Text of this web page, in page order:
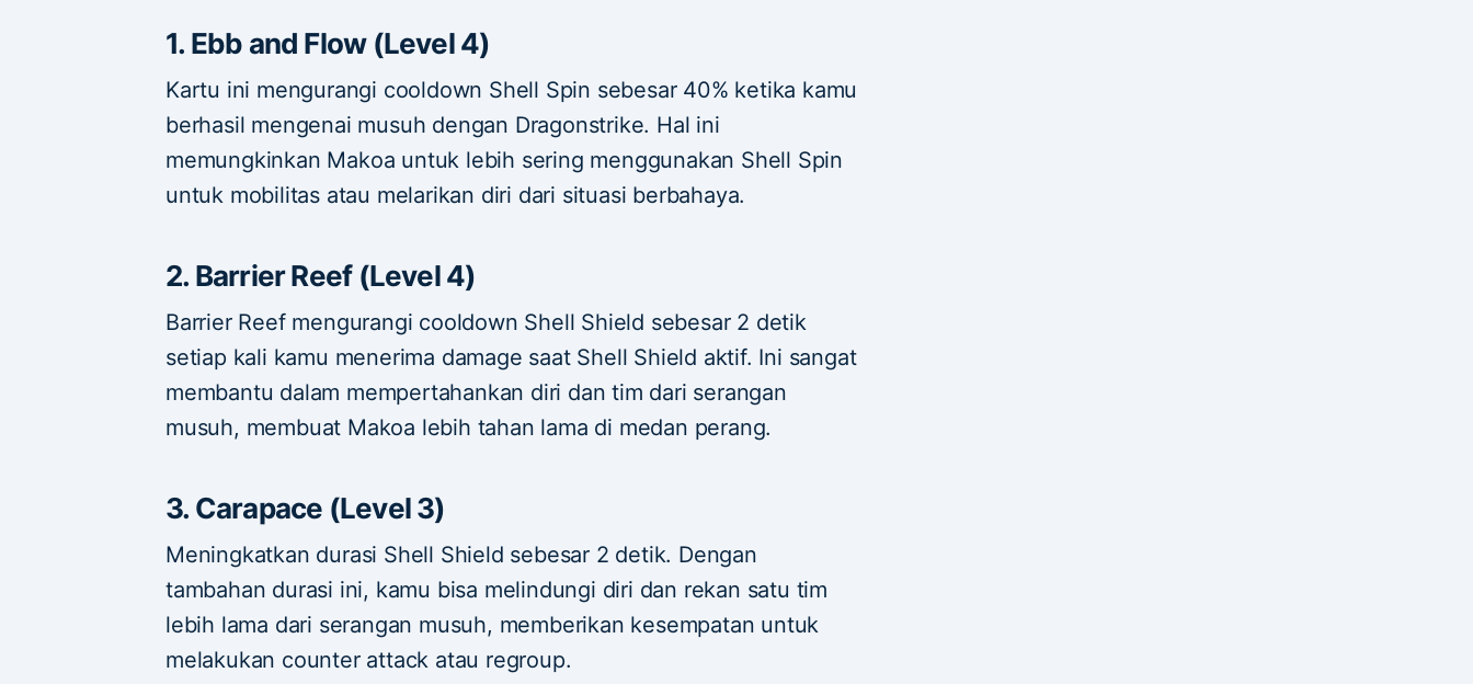
1. Ebb and Flow (Level 4)
Kartu ini mengurangi cooldown Shell Spin sebesar 40% ketika kamu
berhasil mengenai musuh dengan Dragonstrike. Hal ini
memungkinkan Makoa untuk lebih sering menggunakan Shell Spin
untuk mobilitas atau melarikan diri dari situasi berbahaya.
2. Barrier Reef (Level 4)
Barrier Reef mengurangi cooldown Shell Shield sebesar 2 detik
setiap kali kamu menerima damage saat Shell Shield aktif. Ini sangat
membantu dalam mempertahankan diri dan tim dari serangan
musuh, membuat Makoa lebih tahan lama di medan perang.
3. Carapace (Level 3)
Meningkatkan durasi Shell Shield sebesar 2 detik. Dengan
tambahan durasi ini, kamu bisa melindungi diri dan rekan satu tim
lebih lama dari serangan musuh, memberikan kesempatan untuk
melakukan counter attack atau regroup.